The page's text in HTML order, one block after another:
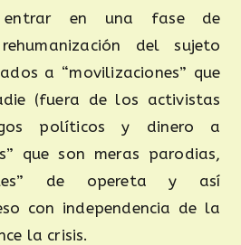
en una fase de
del sujeto
a “movilizaciones” que
(fuera de los activistas
políticos y dinero a
que son meras parodias,
de opereta y así
con independencia de la
la crisis.